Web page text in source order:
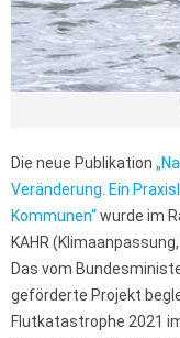
Die neue Publikation
Veränderung. Ein
Kommunen“wurde im
KAHR
Das vom
geförderte Projekt
Flutkatastrophe 2021